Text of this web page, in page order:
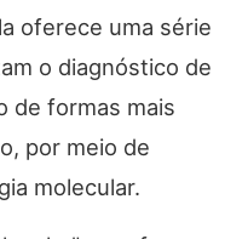
oferece uma série
o diagnóstico de
de formas mais
por meio de
molecular.